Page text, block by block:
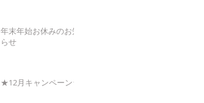
年末年始お休みのお知
らせ
★12月キャンペーン★